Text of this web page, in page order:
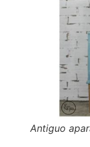
Antiguo